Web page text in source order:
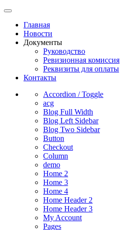
Главная
Новости
Документы
Руководство
Ревизионная комиссия
Реквизиты для оплаты
Контакты
Accordion / Toggle
acg
Blog Full Width
Blog Left Sidebar
Blog Two Sidebar
Button
Checkout
Column
demo
Home 2
Home 3
Home 4
Home Header 2
Home Header 3
My Account
Pages